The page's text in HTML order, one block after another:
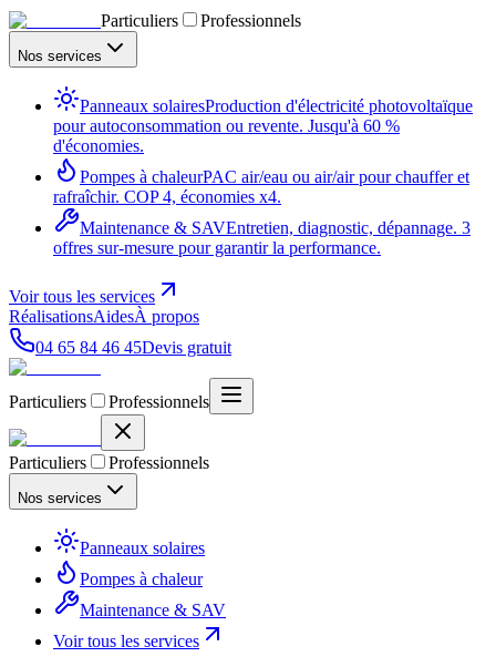
Particuliers Professionnels
Nos services
Panneaux solairesProduction d'électricité photovoltaïque
pour autoconsommation ou revente. Jusqu'à 60 %
d'économies.
Pompes à chaleurPAC air/eau ou air/air pour chauffer et
rafraîchir. COP 4, économies x4.
Maintenance & SAVEntretien, diagnostic, dépannage. 3
offres sur-mesure pour garantir la performance.
Voir tous les services
RéalisationsAidesÀ propos
04 65 84 46 45Devis gratuit
Particuliers Professionnels
Particuliers Professionnels
Nos services
Panneaux solaires
Pompes à chaleur
Maintenance & SAV
Voir tous les services